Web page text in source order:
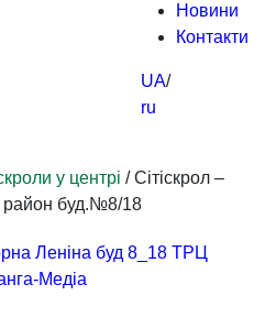
Новини
Контакти
UA
ru
у центрі / Сітіскрол –
район буд.№8/18